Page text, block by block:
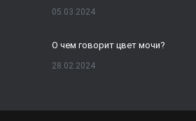
05.03.2024
О чем говорит цвет мочи?
28.02.2024